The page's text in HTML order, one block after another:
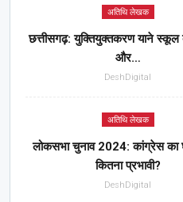
अतिथि लेखक
छत्तीसगढ़: युक्तियुक्तकरण याने स्कूल
और…
DeshDigital
अतिथि लेखक
लोकसभा चुनाव 2024: कांग्रेस का
कितना प्रभावी?
DeshDigital